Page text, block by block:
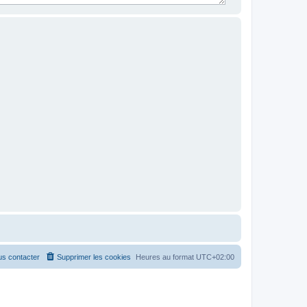
Heures au format UTC+02:00
Supprimer les cookies
contacter